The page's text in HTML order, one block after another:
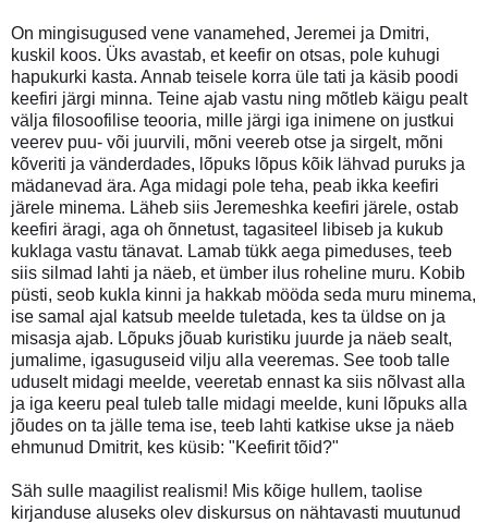
On mingisugused vene vanamehed, Jeremei ja Dmitri,
kuskil koos. Üks avastab, et keefir on otsas, pole kuhugi
hapukurki kasta. Annab teisele korra üle tati ja käsib poodi
keefiri järgi minna. Teine ajab vastu ning mõtleb käigu pealt
välja filosoofilise teooria, mille järgi iga inimene on justkui
veerev puu- või juurvili, mõni veereb otse ja sirgelt, mõni
kõveriti ja vänderdades, lõpuks lõpus kõik lähvad puruks ja
mädanevad ära. Aga midagi pole teha, peab ikka keefiri
järele minema. Läheb siis Jeremeshka keefiri järele, ostab
keefiri äragi, aga oh õnnetust, tagasiteel libiseb ja kukub
kuklaga vastu tänavat. Lamab tükk aega pimeduses, teeb
siis silmad lahti ja näeb, et ümber ilus roheline muru. Kobib
püsti, seob kukla kinni ja hakkab mööda seda muru minema,
ise samal ajal katsub meelde tuletada, kes ta üldse on ja
misasja ajab. Lõpuks jõuab kuristiku juurde ja näeb sealt,
jumalime, igasuguseid vilju alla veeremas. See toob talle
uduselt midagi meelde, veeretab ennast ka siis nõlvast alla
ja iga keeru peal tuleb talle midagi meelde, kuni lõpuks alla
jõudes on ta jälle tema ise, teeb lahti katkise ukse ja näeb
ehmunud Dmitrit, kes küsib: "Keefirit tõid?"
Säh sulle maagilist realismi! Mis kõige hullem, taolise
kirjanduse aluseks olev diskursus on nähtavasti muutunud